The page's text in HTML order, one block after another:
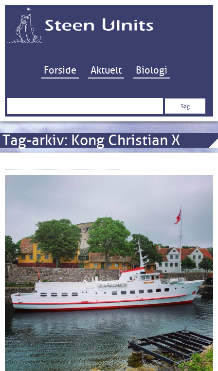
Hop til indhold
Forside Aktuelt Biologi
Søg
Tag-arkiv: Kong Christian X